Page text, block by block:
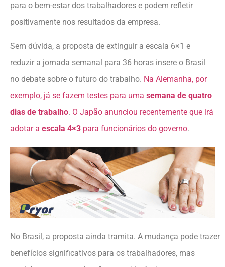
para o bem-estar dos trabalhadores e podem refletir
positivamente nos resultados da empresa.
Sem dúvida, a proposta de extinguir a escala 6×1 e
reduzir a jornada semanal para 36 horas insere o Brasil
no debate sobre o futuro do trabalho. Na Alemanha, por
exemplo, já se fazem testes para uma semana de quatro
dias de trabalho. O Japão anunciou recentemente que irá
adotar a escala 4×3 para funcionários do governo.
No Brasil, a proposta ainda tramita. A mudança pode trazer
benefícios significativos para os trabalhadores, mas